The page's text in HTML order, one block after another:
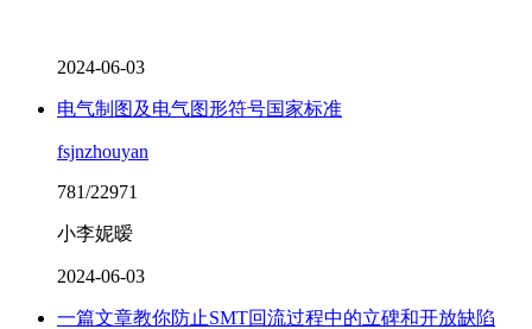
2024-06-03
电气制图及电气图形符号国家标准
fsjnzhouyan
781/22971
小李妮暧
2024-06-03
一篇文章教你防止SMT回流过程中的立碑和开放缺陷